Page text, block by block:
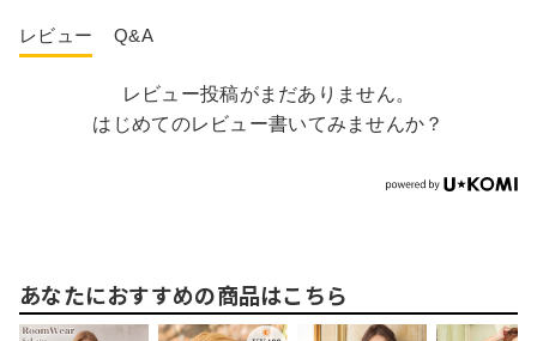
レビュー Q&A
レビュー投稿がまだありません。
はじめてのレビュー書いてみませんか？
あなたにおすすめの商品はこちら